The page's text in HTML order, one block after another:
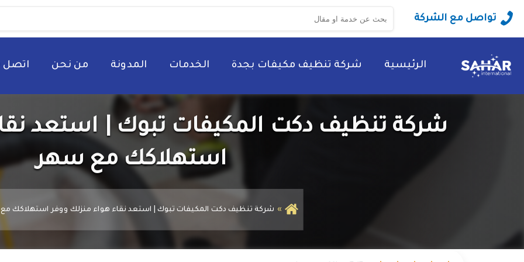
تواصل مع الشركة
البحث
عن:
الرئيسية شركة تنظيف مكيفات بجدة الخدمات المدونة من نحن اتصل
شركة تنظيف دكت المكيفات تبوك | استعد
استهلاكك مع سهر
شركة تنظيف دكت المكيفات تبوك | استعد نقاء هواء منزلك ووفر استهلاكك